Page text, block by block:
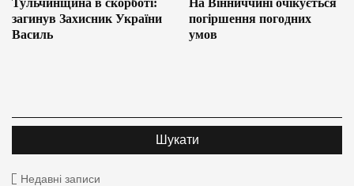
загинув Захисник України
Василь
погіршення погодних
умов
Недавні записи